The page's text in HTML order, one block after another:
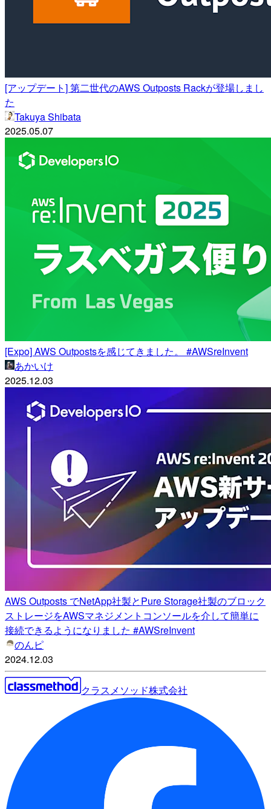
[アップデート] 第二世代のAWS Outposts Rackが登場しまし
た
Takuya Shibata
2025.05.07
[Expo] AWS Outpostsを感じてきました。 #AWSreInvent
あかいけ
2025.12.03
AWS Outposts でNetApp社製とPure Storage社製のブロック
ストレージをAWSマネジメントコンソールを介して簡単に
接続できるようになりました #AWSreInvent
のんピ
2024.12.03
クラスメソッド株式会社